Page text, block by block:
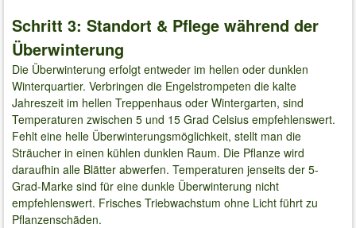
Schritt 3: Standort & Pflege während der
Überwinterung
Die Überwinterung erfolgt entweder im hellen oder dunklen
Winterquartier. Verbringen die Engelstrompeten die kalte
Jahreszeit im hellen Treppenhaus oder Wintergarten, sind
Temperaturen zwischen 5 und 15 Grad Celsius empfehlenswert.
Fehlt eine helle Überwinterungsmöglichkeit, stellt man die
Sträucher in einen kühlen dunklen Raum. Die Pflanze wird
daraufhin alle Blätter abwerfen. Temperaturen jenseits der 5-
Grad-Marke sind für eine dunkle Überwinterung nicht
empfehlenswert. Frisches Triebwachstum ohne Licht führt zu
Pflanzenschäden.